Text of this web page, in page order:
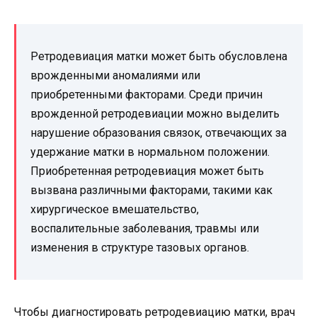
Ретродевиация матки может быть обусловлена
врожденными аномалиями или
приобретенными факторами. Среди причин
врожденной ретродевиации можно выделить
нарушение образования связок, отвечающих за
удержание матки в нормальном положении.
Приобретенная ретродевиация может быть
вызвана различными факторами, такими как
хирургическое вмешательство,
воспалительные заболевания, травмы или
изменения в структуре тазовых органов.
Чтобы диагностировать ретродевиацию матки, врач